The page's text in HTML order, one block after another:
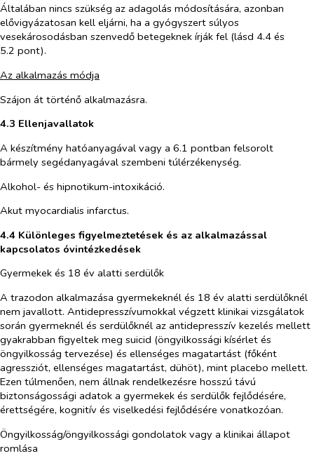
Általában nincs szükség az adagolás módosítására, azonban
elővigyázatosan kell eljárni, ha a gyógyszert súlyos
vesekárosodásban szenvedő betegeknek írják fel (lásd 4.4 és
5.2 pont).
Az alkalmazás módja
Szájon át történő alkalmazásra.
4.3 Ellenjavallatok
A készítmény hatóanyagával vagy a 6.1 pontban felsorolt
bármely segédanyagával szembeni túlérzékenység.
Alkohol- és hipnotikum-intoxikáció.
Akut myocardialis infarctus.
4.4 Különleges figyelmeztetések és az alkalmazással
kapcsolatos óvintézkedések
Gyermekek és 18 év alatti serdülők
A trazodon alkalmazása gyermekeknél és 18 év alatti serdülőknél
nem javallott. Antidepresszívumokkal végzett klinikai vizsgálatok
során gyermeknél és serdülőknél az antidepresszív kezelés mellett
gyakrabban figyeltek meg suicid (öngyilkossági kísérlet és
öngyilkosság tervezése) és ellenséges magatartást (főként
agressziót, ellenséges magatartást, dühöt), mint placebo mellett.
Ezen túlmenően, nem állnak rendelkezésre hosszú távú
biztonságossági adatok a gyermekek és serdülők fejlődésére,
érettségére, kognitív és viselkedési fejlődésére vonatkozóan.
Öngyilkosság/öngyilkossági gondolatok vagy a klinikai állapot
romlása